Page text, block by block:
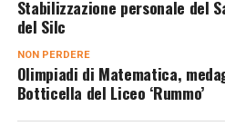
Stabilizzazione personale del
del Silc
NON PERDERE
Olimpiadi di Matematica,
Botticella del Liceo ‘Rummo’